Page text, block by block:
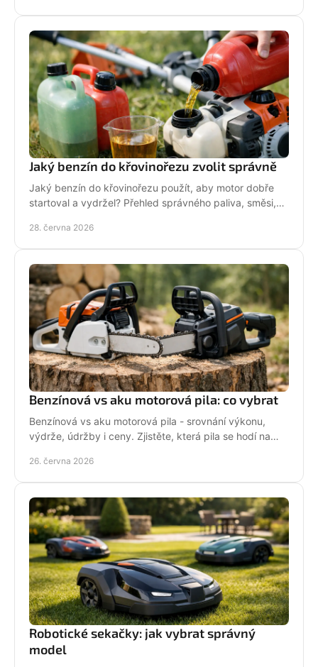
Jaký benzín do křovinořezu zvolit správně
Jaký benzín do křovinořezu použít, aby motor dobře
startoval a vydržel? Přehled správného paliva, směsi,
28. června 2026
Benzínová vs aku motorová pila: co vybrat
Benzínová vs aku motorová pila - srovnání výkonu,
výdrže, údržby i ceny. Zjistěte, která pila se hodí na
26. června 2026
Robotické sekačky: jak vybrat správný
model